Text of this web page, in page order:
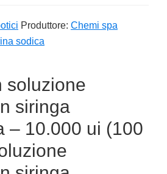
Produttore: Chemi spa
sodica
soluzione
siringa
– 10.000 ui (100